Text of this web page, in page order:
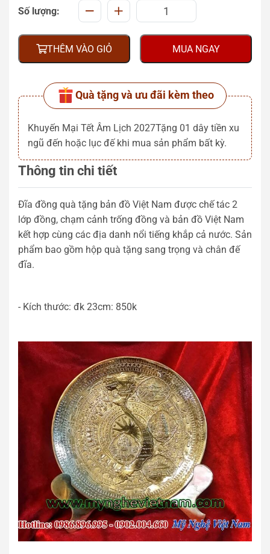
Số lượng:
THÊM VÀO GIỎ MUA NGAY
Quà tặng và ưu đãi kèm theo
Khuyến Mại Tết Âm Lịch 2027Tặng 01 dây tiền xu
ngũ đến hoặc lục đế khi mua sản phẩm bất kỳ.
Thông tin chi tiết
Đĩa đồng quà tặng bản đồ Việt Nam được chế tác 2
lớp đồng, chạm cảnh trống đồng và bản đồ Việt Nam
kết hợp cùng các địa danh nổi tiếng khắp cả nước. Sản
phẩm bao gồm hộp quà tặng sang trọng và chân đế
đĩa.
- Kích thước: đk 23cm: 850k